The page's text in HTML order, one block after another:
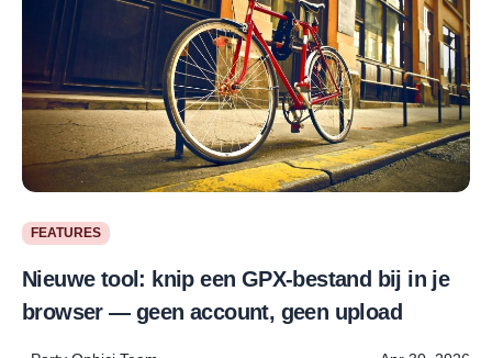
FEATURES
Nieuwe tool: knip een GPX-bestand bij in je
browser — geen account, geen upload